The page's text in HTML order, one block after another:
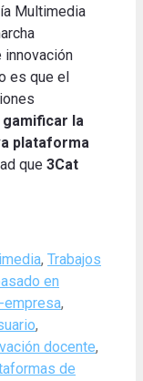
Multimedia
innovación
es que el
gamificar la
plataforma
que 3Cat
, Trabajos
en
empresa,
,
docente,
de